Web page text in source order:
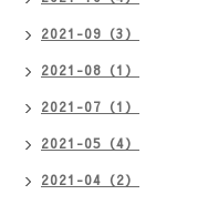
2021-09（3）
2021-08（1）
2021-07（1）
2021-05（4）
2021-04（2）